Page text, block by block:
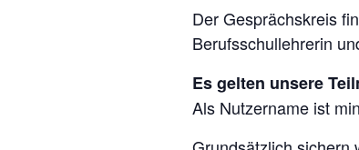
Der Gesprächskreis
Berufsschullehrerin
Es gelten unsere
Als Nutzername ist